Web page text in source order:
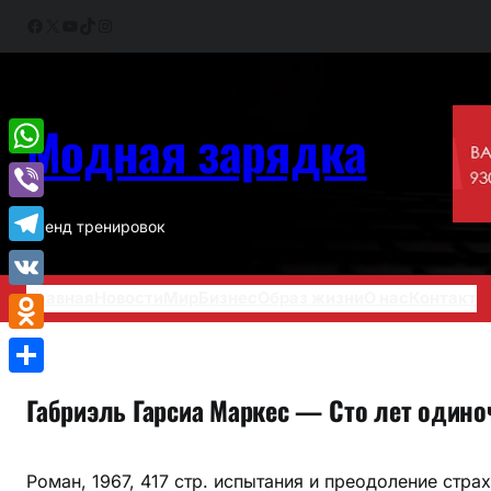
Модная зарядка
Тренд тренировок
Главная
Габриэль Гарсиа Маркес — Сто лет
Роман, 1967, 417 стр. испытания и преодоление
WhatsApp
Viber
Telegram
VK
Odnoklassniki